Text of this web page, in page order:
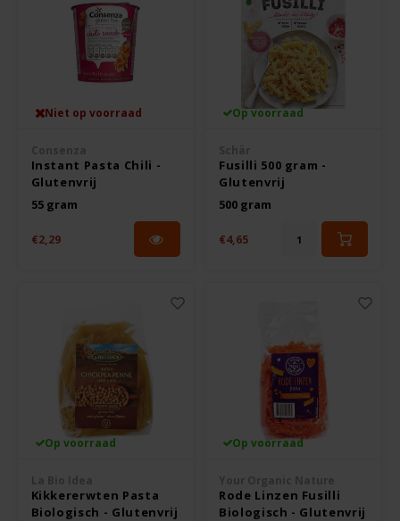
Your Organic Nature
Niet op voorraad
Instant Pasta Chili -
Glutenvrij
55 gram
€2,29
Op voorraad
Fusilli 500 gram -
Glutenvrij
500 gram
€4,65
Op voorraad
Kikkererwten Pasta
Biologisch - Glutenvrij
Op voorraad
Rode Linzen Fusilli
Biologisch - Glutenvrij